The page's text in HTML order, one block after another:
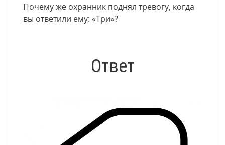
Почему же охранник поднял тревогу, когда
вы ответили ему: «Три»?
Ответ